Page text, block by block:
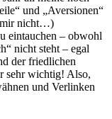
und „Aversionen“
mir nicht…)
eintauchen – obwohl
nicht steht – egal
der friedlichen
sehr wichtig! Also,
und Verlinken